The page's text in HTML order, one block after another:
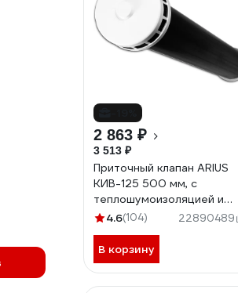
2 863 ₽
3 513 ₽
Приточный клапан ARIUS
КИВ-125 500 мм, с
теплошумоизоляцией и
круглой наружной
24002КИВ
4.6(104) 22890489
В корзину